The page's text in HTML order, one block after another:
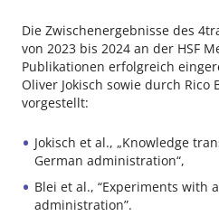
Die Zwischenergebnisse des
von 2023 bis 2024 an der HSF
Publikationen erfolgreich
Oliver Jokisch sowie durch
vorgestellt:
Jokisch et al., „Knowledge
German administration“,
Blei et al., “Experiments with
administration”.